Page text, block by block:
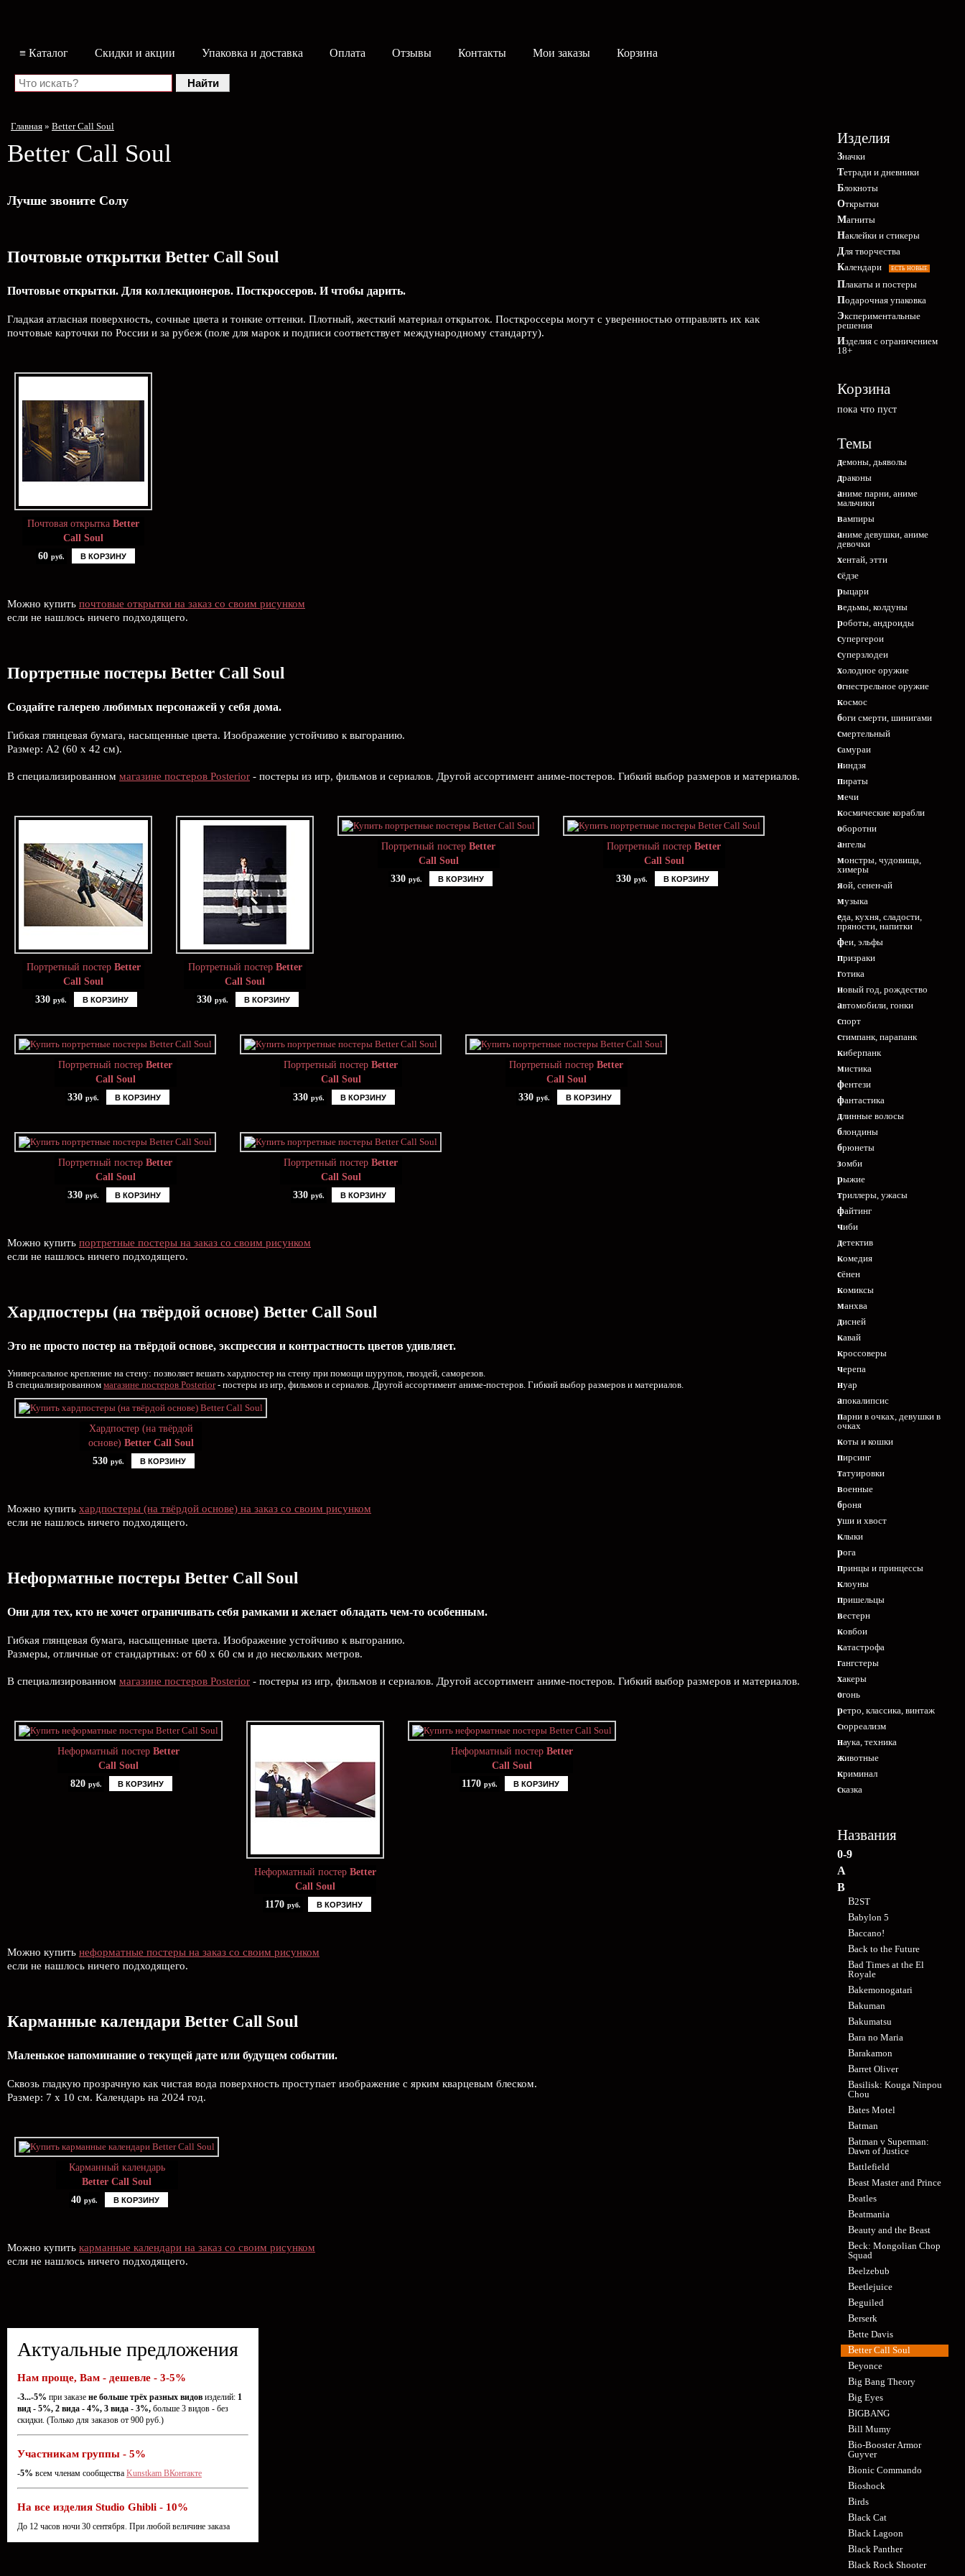
≡ Каталог Скидки и акции Упаковка и доставка Оплата Отзывы Контакты Мои заказы Корзина
Главная » Better Call Soul
Better Call Soul
Лучше звоните Солу
Почтовые открытки Better Call Soul
Почтовые открытки. Для коллекционеров. Посткроссеров. И чтобы дарить.
Гладкая атласная поверхность, сочные цвета и тонкие оттенки. Плотный, жесткий материал открыток. Посткроссеры могут с уверенностью отправлять их как
почтовые карточки по России и за рубеж (поле для марок и подписи соответствует международному стандарту).
Почтовая открытка Better
Call Soul
60 руб. В КОРЗИНУ
Можно купить почтовые открытки на заказ со своим рисунком
если не нашлось ничего подходящего.
Портретные постеры Better Call Soul
Создайте галерею любимых персонажей у себя дома.
Гибкая глянцевая бумага, насыщенные цвета. Изображение устойчиво к выгоранию.
Размер: А2 (60 х 42 см).
В специализированном магазине постеров Posterior - постеры из игр, фильмов и сериалов. Другой ассортимент аниме-постеров. Гибкий выбор размеров и материалов.
Портретный постер Better
Call Soul
330 руб. В КОРЗИНУ
Портретный постер Better
Call Soul
330 руб. В КОРЗИНУ
Портретный постер Better
Call Soul
330 руб. В КОРЗИНУ
Портретный постер Better
Call Soul
330 руб. В КОРЗИНУ
Портретный постер Better
Call Soul
330 руб. В КОРЗИНУ
Портретный постер Better
Call Soul
330 руб. В КОРЗИНУ
Портретный постер Better
Call Soul
330 руб. В КОРЗИНУ
Портретный постер Better
Call Soul
330 руб. В КОРЗИНУ
Портретный постер Better
Call Soul
330 руб. В КОРЗИНУ
Можно купить портретные постеры на заказ со своим рисунком
если не нашлось ничего подходящего.
Хардпостеры (на твёрдой основе) Better Call Soul
Это не просто постер на твёрдой основе, экспрессия и контрастность цветов удивляет.
Универсальное крепление на стену: позволяет вешать хардпостер на стену при помощи шурупов, гвоздей, саморезов.
В специализированном магазине постеров Posterior- постеры из игр, фильмов и сериалов. Другой ассортимент аниме-постеров. Гибкий выбор размеров и материалов.
Хардпостер (на твёрдой
основе) Better Call Soul
530 руб. В КОРЗИНУ
Можно купить хардпостеры (на твёрдой основе) на заказ со своим рисунком
если не нашлось ничего подходящего.
Неформатные постеры Better Call Soul
Они для тех, кто не хочет ограничивать себя рамками и желает обладать чем-то особенным.
Гибкая глянцевая бумага, насыщенные цвета. Изображение устойчиво к выгоранию.
Размеры, отличные от стандартных: от 60 х 60 см и до нескольких метров.
В специализированном магазине постеров Posterior - постеры из игр, фильмов и сериалов. Другой ассортимент аниме-постеров. Гибкий выбор размеров и материалов.
Неформатный постер Better
Call Soul
820 руб. В КОРЗИНУ
Неформатный постер Better
Call Soul
1170 руб. В КОРЗИНУ
Неформатный постер Better
Call Soul
1170 руб. В КОРЗИНУ
Можно купить неформатные постеры на заказ со своим рисунком
если не нашлось ничего подходящего.
Карманные календари Better Call Soul
Маленькое напоминание о текущей дате или будущем событии.
Сквозь гладкую прозрачную как чистая вода поверхность проступает изображение с ярким кварцевым блеском.
Размер: 7 х 10 см. Календарь на 2024 год.
Карманный календарь
Better Call Soul
40 руб. В КОРЗИНУ
Можно купить карманные календари на заказ со своим рисунком
если не нашлось ничего подходящего.
Актуальные предложения
Нам проще, Вам - дешевле - 3-5%
-3...-5% при заказе не больше трёх разных видов изделий: 1
вид - 5%, 2 вида - 4%, 3 вида - 3%, больше 3 видов - без
скидки. (Только для заказов от 900 руб.)
Участникам группы - 5%
-5% всем членам сообщества Kunstkam ВКонтакте
На все изделия Studio Ghibli - 10%
До 12 часов ночи 30 сентября. При любой величине заказа
Изделия
Значки
Тетради и дневники
Блокноты
Открытки
Магниты
Наклейки и стикеры
Для творчества
Календари
ЕСТЬ НОВЫЕ
Плакаты и постеры
Подарочная упаковка
Экспериментальные
решения
Изделия с ограничением
18+
Корзина
пока что пуст
Темы
демоны, дьяволы
драконы
аниме парни, аниме
мальчики
вампиры
аниме девушки, аниме
девочки
хентай, этти
сёдзе
рыцари
ведьмы, колдуны
роботы, андроиды
супергерои
суперзлодеи
холодное оружие
огнестрельное оружие
космос
боги смерти, шинигами
смертельный
самураи
ниндзя
пираты
мечи
космические корабли
оборотни
ангелы
монстры, чудовища,
химеры
яой, сенен-ай
музыка
еда, кухня, сладости,
пряности, напитки
феи, эльфы
призраки
готика
новый год, рождество
автомобили, гонки
спорт
стимпанк, парапанк
киберпанк
мистика
фентези
фантастика
длинные волосы
блондины
брюнеты
зомби
рыжие
триллеры, ужасы
файтинг
чиби
детектив
комедия
сёнен
комиксы
манхва
дисней
кавай
кроссоверы
черепа
нуар
апокалипсис
парни в очках, девушки в
очках
коты и кошки
пирсинг
татуировки
военные
броня
уши и хвост
клыки
рога
принцы и принцессы
клоуны
пришельцы
вестерн
ковбои
катастрофа
гангстеры
хакеры
огонь
ретро, классика, винтаж
сюрреализм
наука, техника
животные
криминал
сказка
Названия
0-9
A
B
B2ST
Babylon 5
Baccano!
Back to the Future
Bad Times at the El
Royale
Bakemonogatari
Bakuman
Bakumatsu
Bara no Maria
Barakamon
Barret Oliver
Basilisk: Kouga Ninpou
Chou
Bates Motel
Batman
Batman v Superman:
Dawn of Justice
Battlefield
Beast Master and Prince
Beatles
Beatmania
Beauty and the Beast
Beck: Mongolian Chop
Squad
Beelzebub
Beetlejuice
Beguiled
Berserk
Bette Davis
Better Call Soul
Beyonce
Big Bang Theory
Big Eyes
BIGBANG
Bill Mumy
Bio-Booster Armor
Guyver
Bionic Commando
Bioshock
Birds
Black Cat
Black Lagoon
Black Panther
Black Rock Shooter